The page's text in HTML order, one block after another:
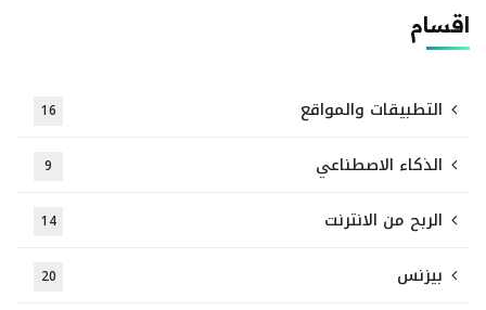
اقسام
التطبيقات والمواقع 16
الذكاء الاصطناعي 9
الربح من الانترنت 14
بيزنس 20